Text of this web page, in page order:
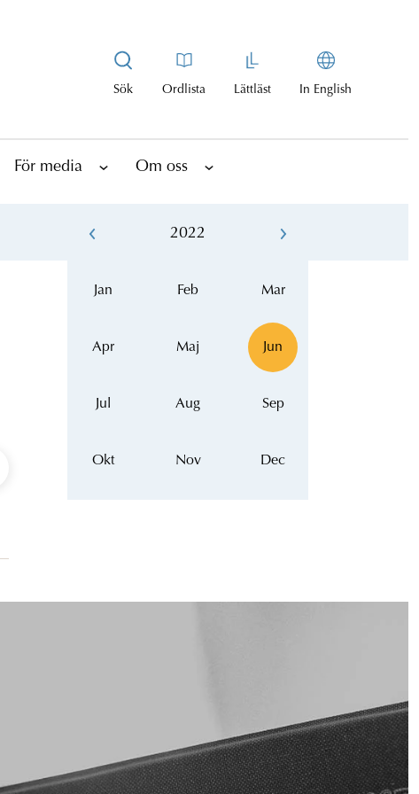
Sök Ordlista Lättläst In English
För media Om oss
2022
Jan Feb Mar
Apr Maj Jun
Jul Aug Sep
Okt Nov Dec